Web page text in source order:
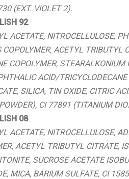
(EXT. VIOLET 2).
92
ACETATE, NITROCELLULOSE,
ACETYL TRIBUTYL
COPOLYMER, STEARALKONIUM
ACID/
SILICA, TIN OXIDE, CITRIC
CI 77891 (TITANIUM
08
ACETATE, NITROCELLULOSE,
ACETYL TRIBUTYL CITRATE,
SUCROSE ACETATE
MICA, BARIUM SULFATE, CI